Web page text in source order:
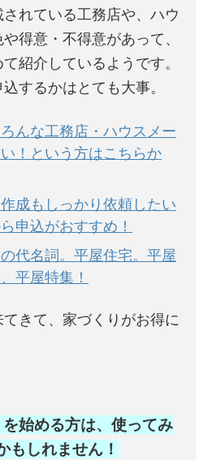
れている工務店や、ハウ
得意・不得意があって、
紹介しているようです。
するかはとても大事。
んな工務店・ハウスメー
！という方はこちらか
成もしっかり依頼したい
申込がおすすめ！
代名詞。平屋住宅。平屋
平屋特集！
てきて、家づくりがお得に
始める方は、使ってみ
もしれません ！